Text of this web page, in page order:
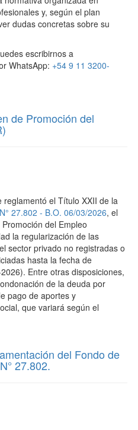
y, según el plan
dudas concretas sobre su
escribirnos a
WhatsApp: +54 9 11 3200-
de Promoción del
el Título XXII de la
27.802 - B.O. 06/03/2026, el
del Empleo
la regularización de las
sector privado no registradas o
hasta la fecha de
Entre otras disposiciones,
de la deuda por
pago de aportes y
que variará según el
del Fondo de
27.802.